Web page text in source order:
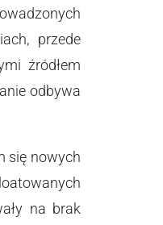
przede
źródłem
odbywa
się nowych
na brak